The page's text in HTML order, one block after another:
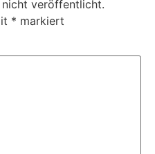
veröffentlicht.
* markiert